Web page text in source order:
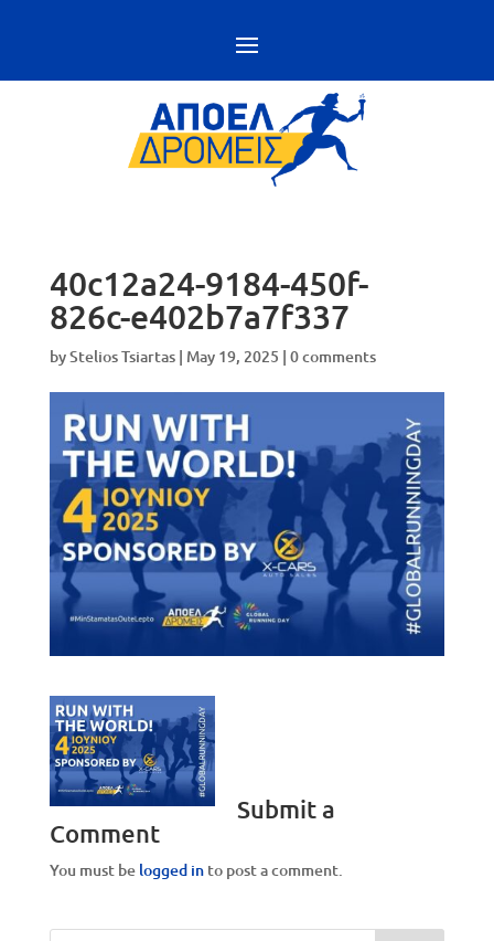
40c12a24-9184-450f-
826c-e402b7a7f337
byStelios Tsiartas| May 19, 2025 | 0 comments
Submit a
Comment
You must be logged into post a comment.